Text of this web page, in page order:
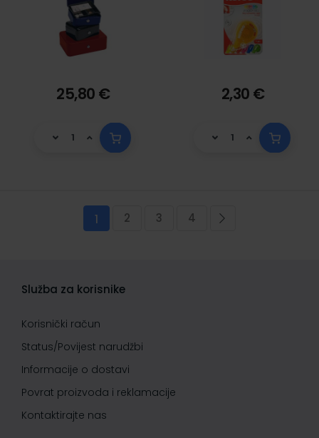
25,80 € 2,30 €
Stranica
Trenutno pregledavate stranicu
1 Stranica
2 Stranica
3 Stranica
4
Služba za korisnike
Korisnički račun
Status/Povijest narudžbi
Informacije o dostavi
Povrat proizvoda i reklamacije
Kontaktirajte nas